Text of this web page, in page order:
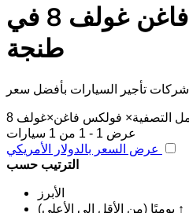
تأجير فولكس فاغن غولف 8 في
طنجة
تأجير السيارات بأفضل سعر
التصفية× فولكس فاغن×غولف 8
عرض 1 - 1 من 1 سيارات
الترتيب حسب
الأبرز
يوميًا (من الأقل إلى الأعلى) ↑